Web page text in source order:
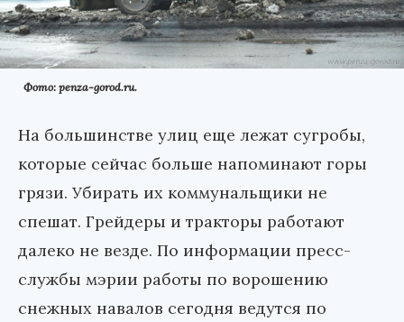
Фото: penza-gorod.ru.
На большинстве улиц еще лежат сугробы,
которые сейчас больше напоминают горы
грязи. Убирать их коммунальщики не
спешат. Грейдеры и тракторы работают
далеко не везде. По информации пресс-
службы мэрии работы по ворошению
снежных навалов сегодня ведутся по